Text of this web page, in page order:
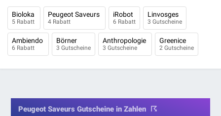
Bioloka
5 Rabatt
Peugeot Saveurs
4 Rabatt
iRobot
6 Rabatt
Linvosges
3 Gutscheine
Ambiendo
6 Rabatt
Börner
3 Gutscheine
Anthropologie
3 Gutscheine
Greenice
2 Gutscheine
Peugeot Saveurs Gutscheine in Zahlen